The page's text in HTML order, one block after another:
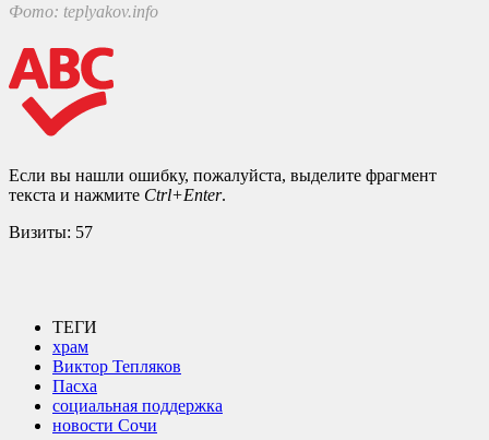
Фото: teplyakov.info
Если вы нашли ошибку, пожалуйста, выделите фрагмент
текста и нажмите Ctrl+Enter.
Визиты: 57
ТЕГИ
храм
Виктор Тепляков
Пасха
социальная поддержка
новости Сочи